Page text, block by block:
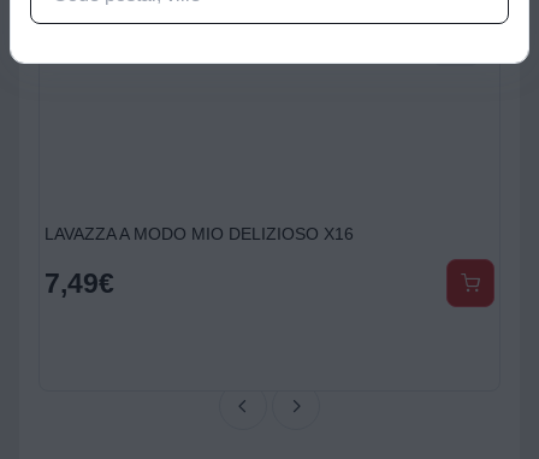
LAVAZZA A MODO MIO DELIZIOSO X16
7,49€